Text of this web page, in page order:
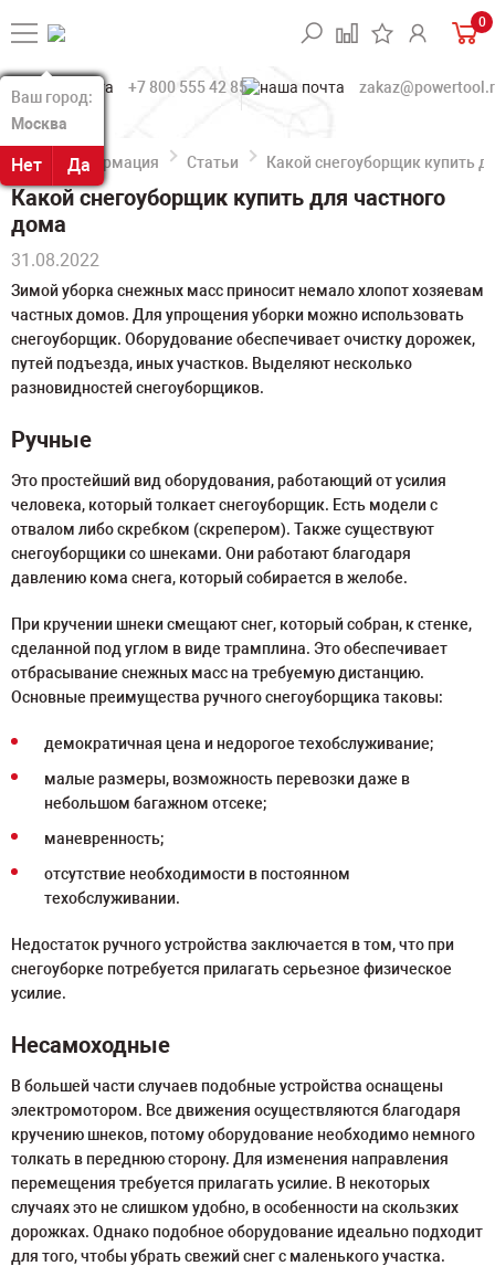
Ваш город:
Москва
Нет Да
Ваш город:
Москва
Нет Да
0
+7 800 555 42 85
Информация Статьи Какой снегоуборщик купить
Какой снегоуборщик купить для частного
дома
31.08.2022
Зимой уборка снежных масс приносит немало хлопот хозяевам
частных домов. Для упрощения уборки можно использовать
снегоуборщик. Оборудование обеспечивает очистку дорожек,
путей подъезда, иных участков. Выделяют несколько
разновидностей снегоуборщиков.
Ручные
Это простейший вид оборудования, работающий от усилия
человека, который толкает снегоуборщик. Есть модели с
отвалом либо скребком (скрепером). Также существуют
снегоуборщики со шнеками. Они работают благодаря
давлению кома снега, который собирается в желобе.
При кручении шнеки смещают снег, который собран, к стенке,
сделанной под углом в виде трамплина. Это обеспечивает
отбрасывание снежных масс на требуемую дистанцию.
Основные преимущества ручного снегоуборщика таковы:
демократичная цена и недорогое техобслуживание;
малые размеры, возможность перевозки даже в
небольшом багажном отсеке;
маневренность;
отсутствие необходимости в постоянном
техобслуживании.
Недостаток ручного устройства заключается в том, что при
снегоуборке потребуется прилагать серьезное физическое
усилие.
Несамоходные
В большей части случаев подобные устройства оснащены
электромотором. Все движения осуществляются благодаря
кручению шнеков, потому оборудование необходимо немного
толкать в переднюю сторону. Для изменения направления
перемещения требуется прилагать усилие. В некоторых
случаях это не слишком удобно, в особенности на скользких
дорожках. Однако подобное оборудование идеально подходит
для того, чтобы убрать свежий снег с маленького участка.